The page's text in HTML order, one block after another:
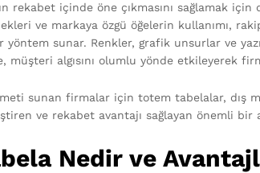
rekabet içinde öne çıkmasını sağlamak
ve markaya özgü öğelerin kullanımı,
sunar. Renkler, grafik unsurlar ve
algısını olumlu yönde etkileyerek
sunan firmalar için totem tabelalar, dış
ve rekabet avantajı sağlayan önemli bir
Nedir ve